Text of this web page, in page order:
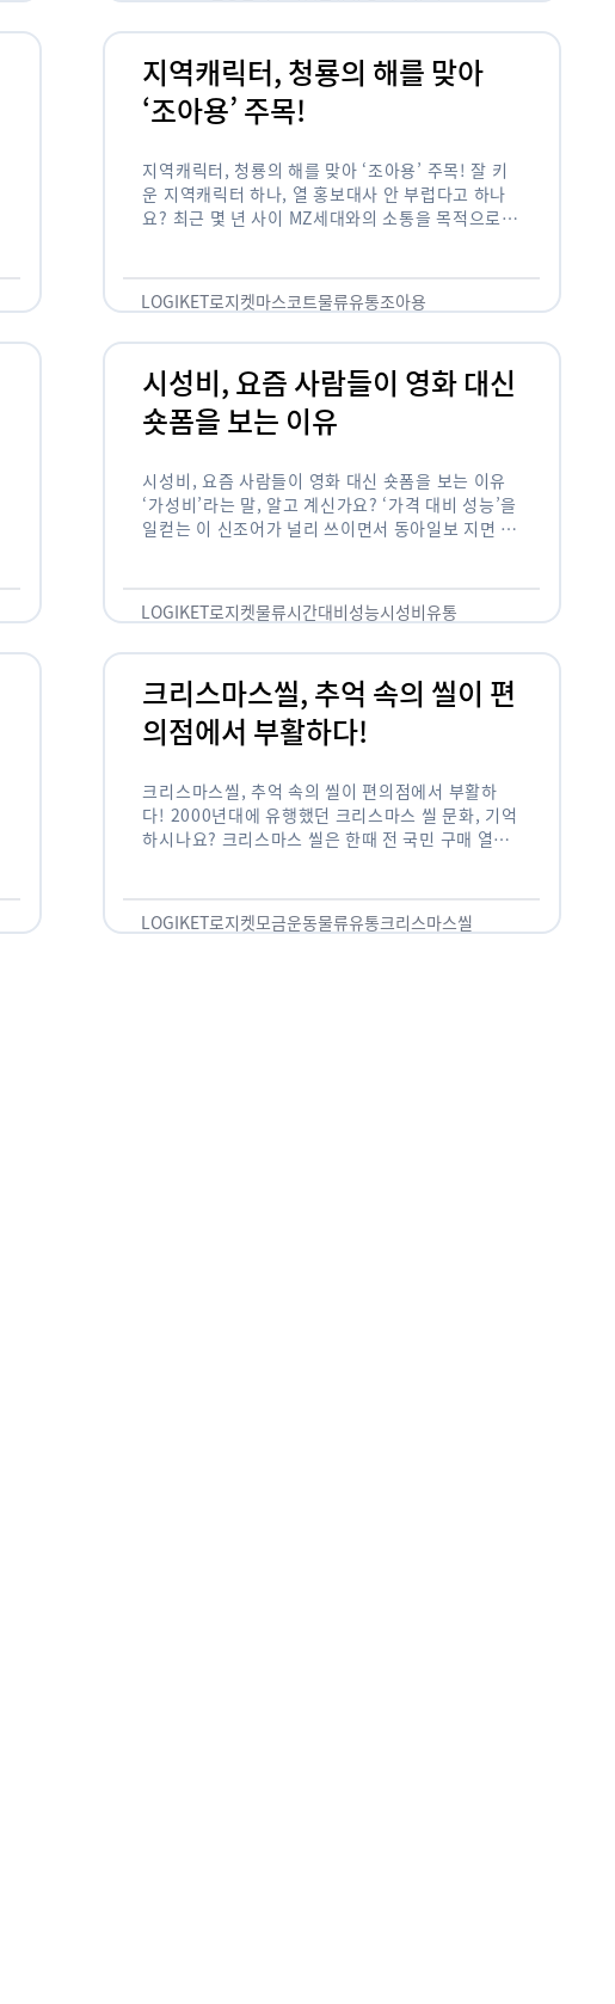
지역캐릭터, 청룡의 해를 맞아
‘조아용’ 주목!
지역캐릭터, 청룡의 해를 맞아 ‘조아용’ 주목! 잘 키
운 지역캐릭터 하나, 열 홍보대사 안 부럽다고 하나
요? 최근 몇 년 사이 MZ세대와의 소통을 목적으로,
LOGIKET로지켓마스코트물류유통조아용
시성비, 요즘 사람들이 영화 대신
숏폼을 보는 이유
시성비, 요즘 사람들이 영화 대신 숏폼을 보는 이유
‘가성비’라는 말, 알고 계신가요? ‘가격 대비 성능’을
일컫는 이 신조어가 널리 쓰이면서 동아일보 지면 기
LOGIKET로지켓물류시간대비성능시성비유통
크리스마스씰, 추억 속의 씰이 편
의점에서 부활하다!
크리스마스씰, 추억 속의 씰이 편의점에서 부활하
다! 2000년대에 유행했던 크리스마스 씰 문화, 기억
하시나요? 크리스마스 씰은 한때 전 국민 구매 열풍
LOGIKET로지켓모금운동물류유통크리스마스씰